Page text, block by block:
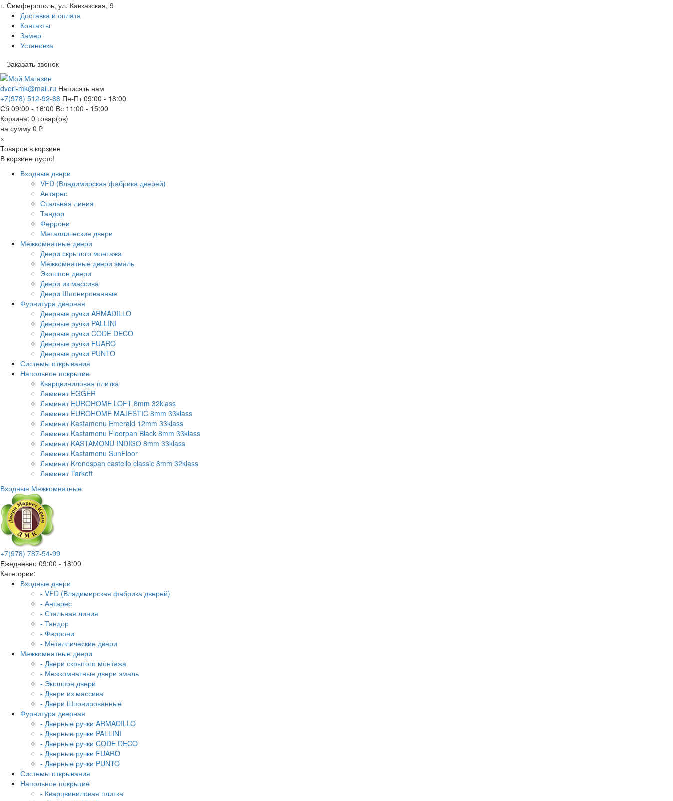
г. Симферополь, ул. Кавказская, 9
Доставка и оплата
Контакты
Замер
Установка
Заказать звонок
dveri-mk@mail.ru Написать нам
+7(978) 512-92-88 Пн-Пт 09:00 - 18:00
Сб 09:00 - 16:00 Вс 11:00 - 15:00
Корзина: 0 товар(ов)
на сумму 0 ₽
×
Товаров в корзине
В корзине пусто!
Входные двери
VFD (Владимирская фабрика дверей)
Антарес
Стальная линия
Тандор
Феррони
Металлические двери
Межкомнатные двери
Двери скрытого монтажа
Межкомнатные двери эмаль
Экошпон двери
Двери из массива
Двери Шпонированные
Фурнитура дверная
Дверные ручки ARMADILLO
Дверные ручки PALLINI
Дверные ручки CODE DECO
Дверные ручки FUARO
Дверные ручки PUNTO
Системы открывания
Напольное покрытие
Кварцвиниловая плитка
Ламинат EGGER
Ламинат EUROHOME LOFT 8mm 32klass
Ламинат EUROHOME MAJESTIC 8mm 33klass
Ламинат Kastamonu Emerald 12mm 33klass
Ламинат Kastamonu Floorpan Black 8mm 33klass
Ламинат KASTAMONU INDIGO 8mm 33klass
Ламинат Kastamonu SunFloor
Ламинат Kronospan castello classic 8mm 32klass
Ламинат Tarkett
Входные Межкомнатные
+7(978) 787-54-99
Ежедневно 09:00 - 18:00
Категории:
Входные двери
- VFD (Владимирская фабрика дверей)
- Антарес
- Стальная линия
- Тандор
- Феррони
- Металлические двери
Межкомнатные двери
- Двери скрытого монтажа
- Межкомнатные двери эмаль
- Экошпон двери
- Двери из массива
- Двери Шпонированные
Фурнитура дверная
- Дверные ручки ARMADILLO
- Дверные ручки PALLINI
- Дверные ручки CODE DECO
- Дверные ручки FUARO
- Дверные ручки PUNTO
Системы открывания
Напольное покрытие
- Кварцвиниловая плитка